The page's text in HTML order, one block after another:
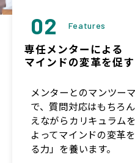
02 Features
専任メンターによる
マインドの変革を促
メンターとのマンツー
で、質問対応はもちろ
えながらカリキュラム
よってマインドの変革
る力」を養います。